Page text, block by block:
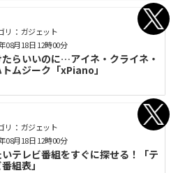
リ： ガジェット
らいいのに…アイネ・クライネ・
ムジーク「xPiano」
08月18日 12時00分
リ： ガジェット
いテレビ番組をすぐに探せる！「テ
組表」
08月18日 12時00分